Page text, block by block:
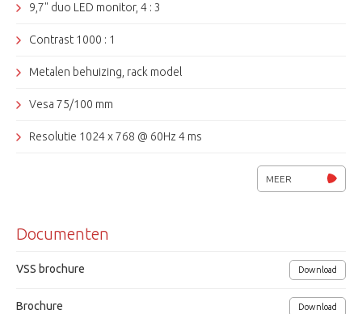
9,7" duo LED monitor, 4 : 3
Contrast 1000 : 1
Metalen behuizing, rack model
Vesa 75/100 mm
Resolutie 1024 x 768 @ 60Hz 4 ms
Voedingsspanning 12Vdc / 30W.
Afmetingen (bxhxd) 221.4x446x47 mm
Gewicht 3.1 kg
MEER
Documenten
VSS brochure Download
Brochure Download